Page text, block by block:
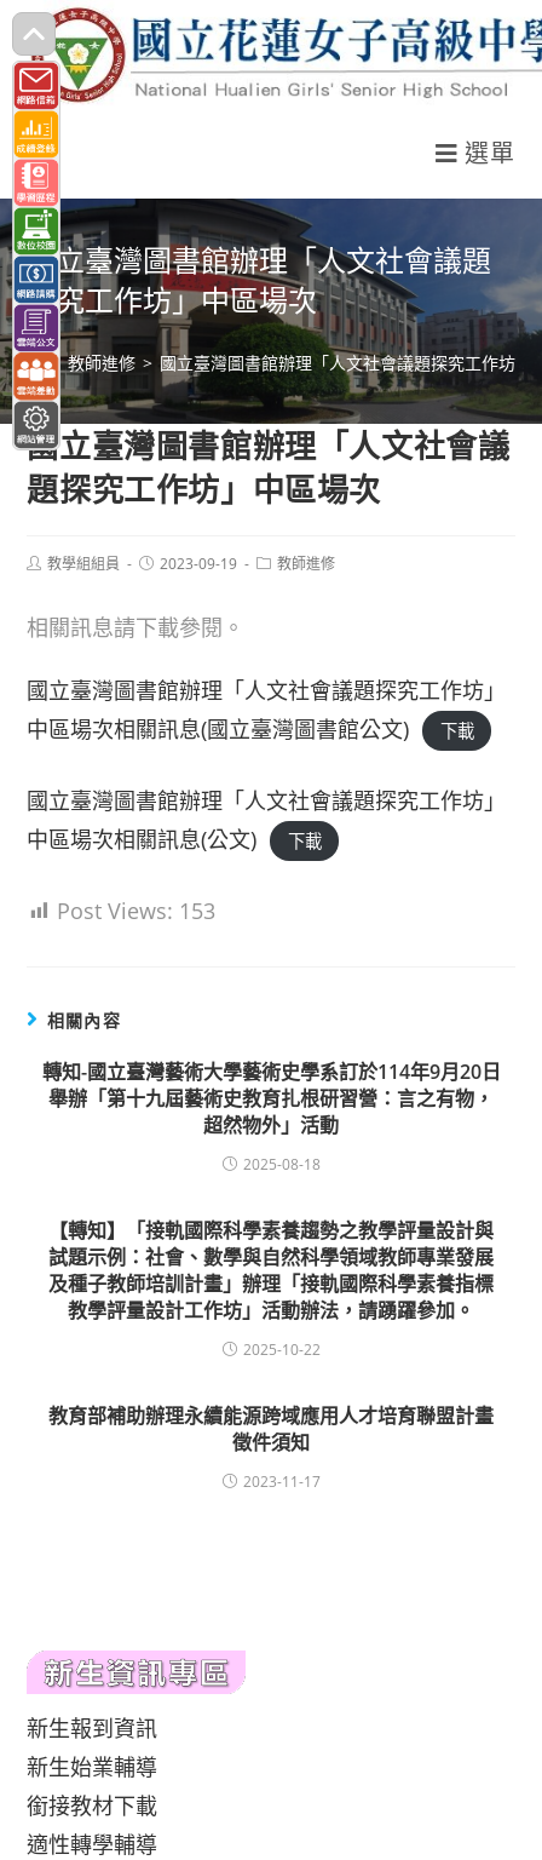
跳
轉
至
主
要
內
容
選單
國立臺灣圖書館辦理「人文社會議題
探究工作坊」中區場次
> 教師進修 > 國立臺灣圖書館辦理「人文社會議題探究工作坊」
國立臺灣圖書館辦理「人文社會議
題探究工作坊」中區場次
Post教學組組員
Post2023-09-19
Post教師進修
相關訊息請下載參閱。
國立臺灣圖書館辦理「人文社會議題探究工作坊」
中區場次相關訊息(國立臺灣圖書館公文)
下載
國立臺灣圖書館辦理「人文社會議題探究工作坊」
中區場次相關訊息(公文)
下載
Post Views: 153
相關內容
轉知-國立臺灣藝術大學藝術史學系訂於114年9月20日
舉辦「第十九屆藝術史教育扎根研習營：言之有物，
超然物外」活動
2025-08-18
【轉知】「接軌國際科學素養趨勢之教學評量設計與
試題示例：社會、數學與自然科學領域教師專業發展
及種子教師培訓計畫」辦理「接軌國際科學素養指標
教學評量設計工作坊」活動辦法，請踴躍參加。
2025-10-22
教育部補助辦理永續能源跨域應用人才培育聯盟計畫
徵件須知
2023-11-17
新生報到資訊
新生始業輔導
銜接教材下載
適性轉學輔導